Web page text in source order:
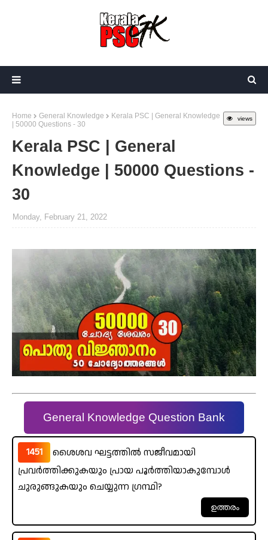
views
Home General Knowledge
Kerala PSC | General Knowledge
| 50000 Questions - 30
Kerala PSC | General
Knowledge | 50000 Questions -
30
Monday, February 21, 2022
General Knowledge Question Bank
1451
ശൈശവ ഘട്ടത്തിൽ സജീവമായി
പ്രവർത്തിക്കുകയും പ്രായ പൂർത്തിയാകുമ്പോൾ
ചുരുങ്ങുകയും ചെയ്യുന്ന ഗ്രന്ഥി?